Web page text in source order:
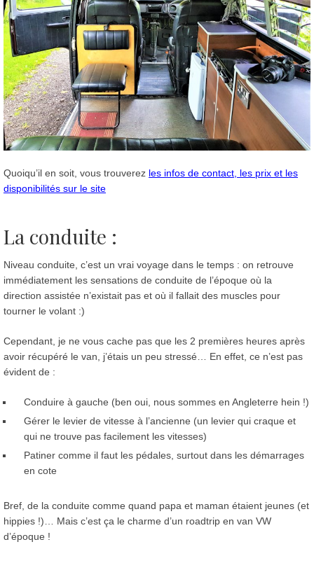
Quoiqu’il en soit, vous trouverez les infos de contact, les prix et les
disponibilités sur le site
La conduite :
Niveau conduite, c’est un vrai voyage dans le temps : on retrouve
immédiatement les sensations de conduite de l’époque où la
direction assistée n’existait pas et où il fallait des muscles pour
tourner le volant :)
Cependant, je ne vous cache pas que les 2 premières heures après
avoir récupéré le van, j’étais un peu stressé… En effet, ce n’est pas
évident de :
Conduire à gauche (ben oui, nous sommes en Angleterre hein !)
Gérer le levier de vitesse à l’ancienne (un levier qui craque et
qui ne trouve pas facilement les vitesses)
Patiner comme il faut les pédales, surtout dans les démarrages
en cote
Bref, de la conduite comme quand papa et maman étaient jeunes (et
hippies !)… Mais c’est ça le charme d’un roadtrip en van VW
d’époque !